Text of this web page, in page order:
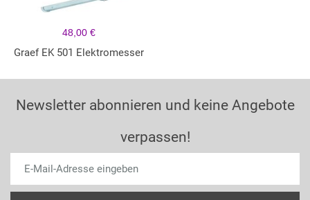
48,00 €
Graef EK 501 Elektromesser
Newsletter abonnieren und keine Angebote
verpassen!